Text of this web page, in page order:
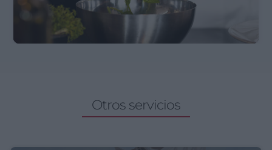
Otros servicios